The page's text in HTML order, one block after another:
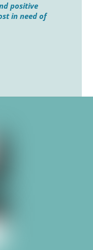
positive
in need of